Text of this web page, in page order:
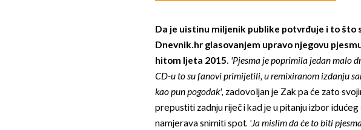
Da je uistinu miljenik publike potvrđuje i to što
Dnevnik.hr glasovanjem upravo njegovu
hitom ljeta 2015. 'Pjesma je poprimila jedan malo
CD-u to su fanovi primijetili, u remixiranom izdanju
kao pun pogodak',zadovoljan je Zak pa će zato
prepustiti zadnju riječ i kad je u pitanju izbor idućeg
namjerava snimiti spot. 'Ja mislim da će to biti